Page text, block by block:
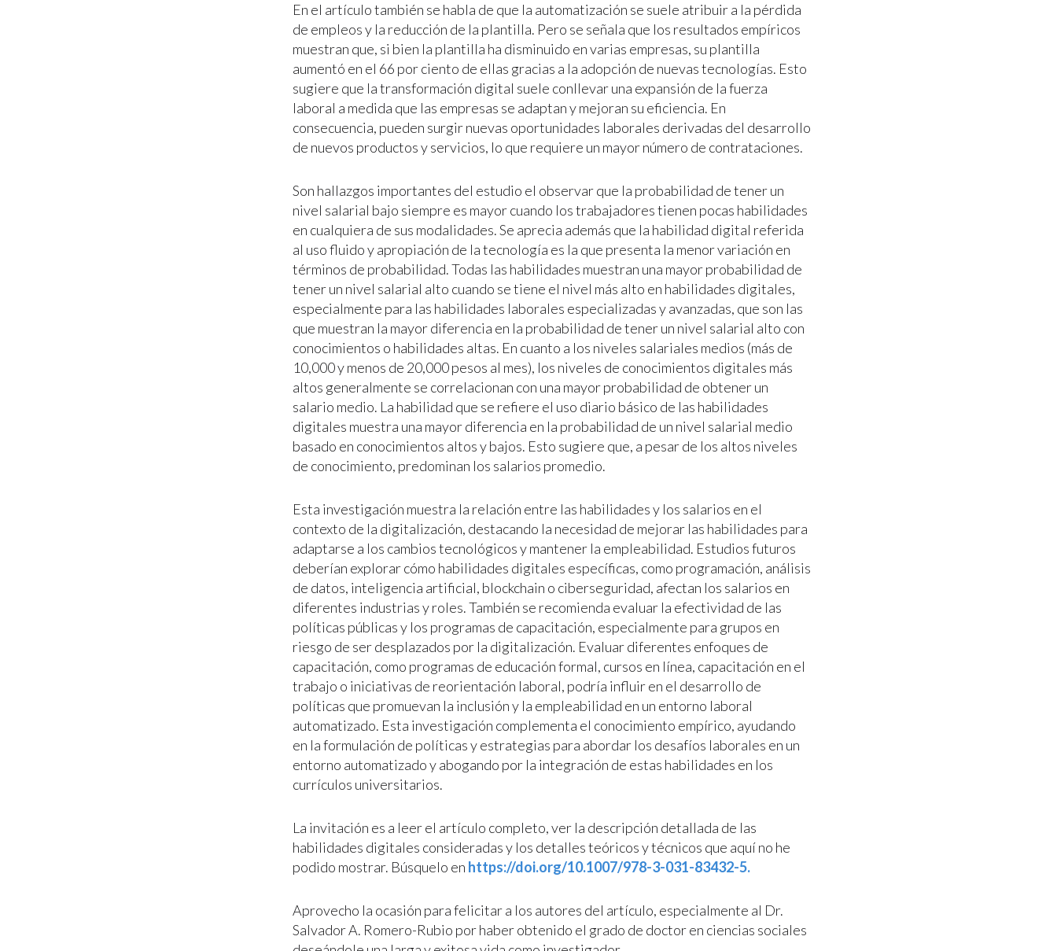
En el artículo también se habla de que la automatización se suele atribuir a la pérdida
de empleos y la reducción de la plantilla. Pero se señala que los resultados empíricos
muestran que, si bien la plantilla ha disminuido en varias empresas, su plantilla
aumentó en el 66 por ciento de ellas gracias a la adopción de nuevas tecnologías. Esto
sugiere que la transformación digital suele conllevar una expansión de la fuerza
laboral a medida que las empresas se adaptan y mejoran su eficiencia. En
consecuencia, pueden surgir nuevas oportunidades laborales derivadas del desarrollo
de nuevos productos y servicios, lo que requiere un mayor número de contrataciones.
Son hallazgos importantes del estudio el observar que la probabilidad de tener un
nivel salarial bajo siempre es mayor cuando los trabajadores tienen pocas habilidades
en cualquiera de sus modalidades. Se aprecia además que la habilidad digital referida
al uso fluido y apropiación de la tecnología es la que presenta la menor variación en
términos de probabilidad. Todas las habilidades muestran una mayor probabilidad de
tener un nivel salarial alto cuando se tiene el nivel más alto en habilidades digitales,
especialmente para las habilidades laborales especializadas y avanzadas, que son las
que muestran la mayor diferencia en la probabilidad de tener un nivel salarial alto con
conocimientos o habilidades altas. En cuanto a los niveles salariales medios (más de
10,000 y menos de 20,000 pesos al mes), los niveles de conocimientos digitales más
altos generalmente se correlacionan con una mayor probabilidad de obtener un
salario medio. La habilidad que se refiere el uso diario básico de las habilidades
digitales muestra una mayor diferencia en la probabilidad de un nivel salarial medio
basado en conocimientos altos y bajos. Esto sugiere que, a pesar de los altos niveles
de conocimiento, predominan los salarios promedio.
Esta investigación muestra la relación entre las habilidades y los salarios en el
contexto de la digitalización, destacando la necesidad de mejorar las habilidades para
adaptarse a los cambios tecnológicos y mantener la empleabilidad. Estudios futuros
deberían explorar cómo habilidades digitales específicas, como programación, análisis
de datos, inteligencia artificial, blockchain o ciberseguridad, afectan los salarios en
diferentes industrias y roles. También se recomienda evaluar la efectividad de las
políticas públicas y los programas de capacitación, especialmente para grupos en
riesgo de ser desplazados por la digitalización. Evaluar diferentes enfoques de
capacitación, como programas de educación formal, cursos en línea, capacitación en el
trabajo o iniciativas de reorientación laboral, podría influir en el desarrollo de
políticas que promuevan la inclusión y la empleabilidad en un entorno laboral
automatizado. Esta investigación complementa el conocimiento empírico, ayudando
en la formulación de políticas y estrategias para abordar los desafíos laborales en un
entorno automatizado y abogando por la integración de estas habilidades en los
currículos universitarios.
La invitación es a leer el artículo completo, ver la descripción detallada de las
habilidades digitales consideradas y los detalles teóricos y técnicos que aquí no he
podido mostrar. Búsquelo en https://doi.org/10.1007/978-3-031-83432-5.
Aprovecho la ocasión para felicitar a los autores del artículo, especialmente al Dr.
Salvador A. Romero-Rubio por haber obtenido el grado de doctor en ciencias sociales